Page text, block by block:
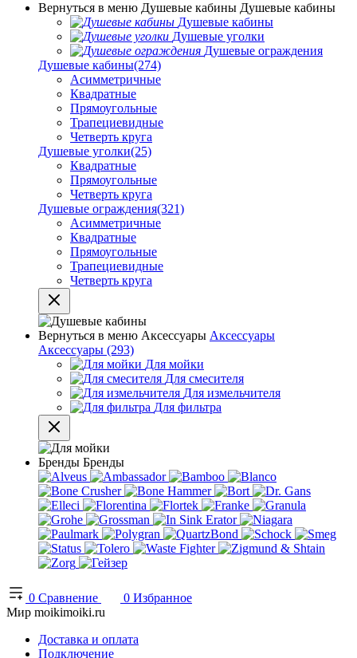
Вернуться в меню Душевые кабины Душевые кабины
Душевые кабины
Душевые уголки
Душевые ограждения
Душевые кабины(274)
Асимметричные
Квадратные
Прямоугольные
Трапециевидные
Четверть круга
Душевые уголки(25)
Квадратные
Прямоугольные
Четверть круга
Душевые ограждения(321)
Асимметричные
Квадратные
Прямоугольные
Трапециевидные
Четверть круга
Вернуться в меню Аксессуары Аксессуары
Аксессуары (293)
Для мойки
Для смесителя
Для измельчителя
Для фильтра
Бренды Бренды
0 Сравнение 0 Избранное
Мир moikimoiki.ru
Доставка и оплата
Подключение